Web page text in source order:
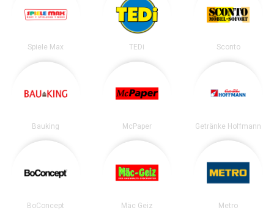
Spiele Max TEDi Sconto
Bauking McPaper Getränke Hoffmann
BoConcept Mäc Geiz Metro